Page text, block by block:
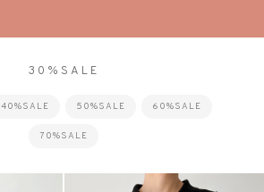
30%SALE
40%SALE 50%SALE 60%SALE
70%SALE